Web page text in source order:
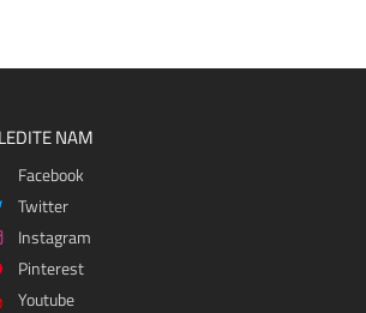
NAM
Facebook
Twitter
Instagram
Pinterest
Youtube